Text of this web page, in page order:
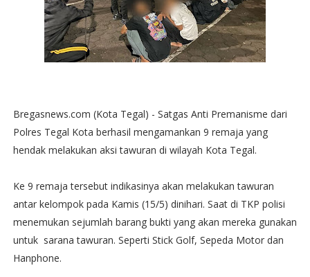
Bregasnews.com (Kota Tegal) - Satgas Anti Premanisme dari
Polres Tegal Kota berhasil mengamankan 9 remaja yang
hendak melakukan aksi tawuran di wilayah Kota Tegal.
Ke 9 remaja tersebut indikasinya akan melakukan tawuran
antar kelompok pada Kamis (15/5) dinihari. Saat di TKP polisi
menemukan sejumlah barang bukti yang akan mereka gunakan
untuk sarana tawuran. Seperti Stick Golf, Sepeda Motor dan
Hanphone.